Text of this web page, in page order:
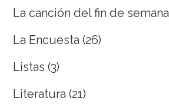
La canción del fin de semana
La Encuesta (26)
Listas (3)
Literatura (21)